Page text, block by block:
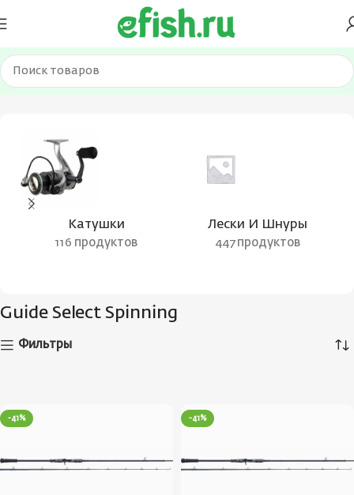
Главная Товары с меткой “Guide Select Spinning”
Катушки
116 продуктов
Лески И Шнуры
447 продуктов
Guide Select Spinning
Фильтры
-41% -41%